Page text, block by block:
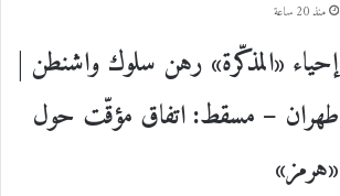
منذ 20 ساعة
إحياء «المذكّرة» رهن سلوك واشنطن |
طهران – مسقط: اتفاق مؤقّت حول
«هرمز»